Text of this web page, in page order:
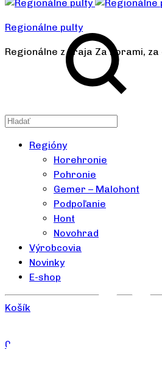
Regionálne pulty
Regionálne z kraja Za horami, za
0
Regióny
Horehronie
Pohronie
Gemer – Malohont
Podpoľanie
Hont
Novohrad
Výrobcovia
Novinky
E-shop
Košík